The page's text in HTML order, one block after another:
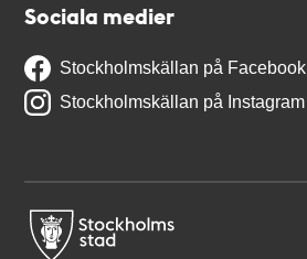
Sociala medier
Stockholmskällan på Facebook
Stockholmskällan på Instagram